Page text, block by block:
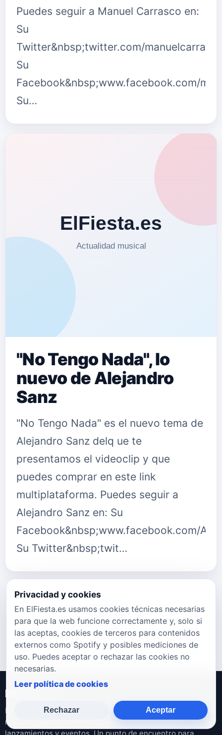
Puedes seguir a Manuel Carrasco en:
Su
Twitter&nbsp;twitter.com/
Su
Facebook&nbsp;www.facebook.com/
Su…
"No Tengo Nada", lo
nuevo de Alejandro
Sanz
"No Tengo Nada" es el nuevo tema de
Alejandro Sanz delq ue te
presentamos el videoclip y que
puedes comprar en este link
multiplataforma. Puedes seguir a
Alejandro Sanz en: Su
Facebook&nbsp;www.facebook.com/
Su Twitter&nbsp;twit…
699 700 702 703 704
ElFiesta.es
ElFiesta.es es un espacio dedicado a la actualidad musical:
noticias, galas, entrevistas, artistas emergentes,
Privacidad y cookies
En ElFiesta.es usamos cookies técnicas necesarias
para que la web funcione correctamente y, solo si
las aceptas, cookies de terceros para contenidos
externos como Spotify y posibles mediciones de
uso. Puedes aceptar o rechazar las cookies no
necesarias.
Leer política de cookies
Rechazar Aceptar